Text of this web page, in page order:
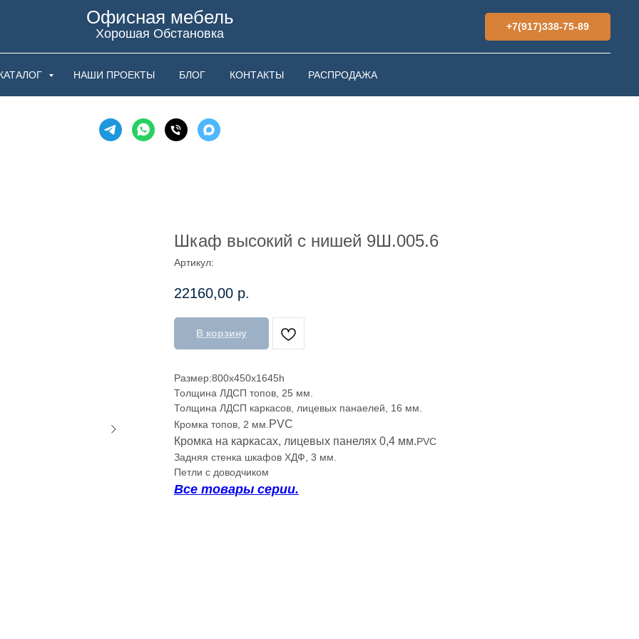
Офисная мебель
Хорошая Обстановка +7(917)338-75-89
НАШИ ПРОЕКТЫ БЛОГ КОНТАКТЫ РАСПРОДАЖА
Шкаф высокий с нишей 9Ш.005.6
Артикул:
22160,00 р.
В корзину
Размер:800х450х1645h
Толщина ЛДСП топов, 25 мм.
Толщина ЛДСП каркасов, лицевых панаелей, 16 мм.
Кромка топов, 2 мм.PVC
Кромка на каркасах, лицевых панелях 0,4 мм.PVC
Задняя стенка шкафов ХДФ, 3 мм.
Петли с доводчиком
Все товары серии.